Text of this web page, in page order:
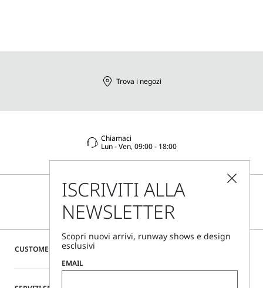
CUSTOMER CARE
Trova i negozi
Chiamaci
Lun - Ven, 09:00 - 18:00
ISCRIVITI ALLA
NEWSLETTER
Scopri nuovi arrivi, runway shows e design
esclusivi
EMAIL